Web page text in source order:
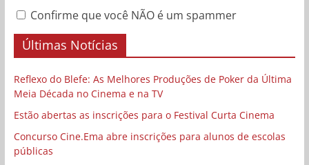
Confirme que você NÃO é um spammer
Últimas Notícias
Reflexo do Blefe: As Melhores Produções de Poker da Última
Meia Década no Cinema e na TV
Estão abertas as inscrições para o Festival Curta Cinema
Concurso Cine.Ema abre inscrições para alunos de escolas
públicas